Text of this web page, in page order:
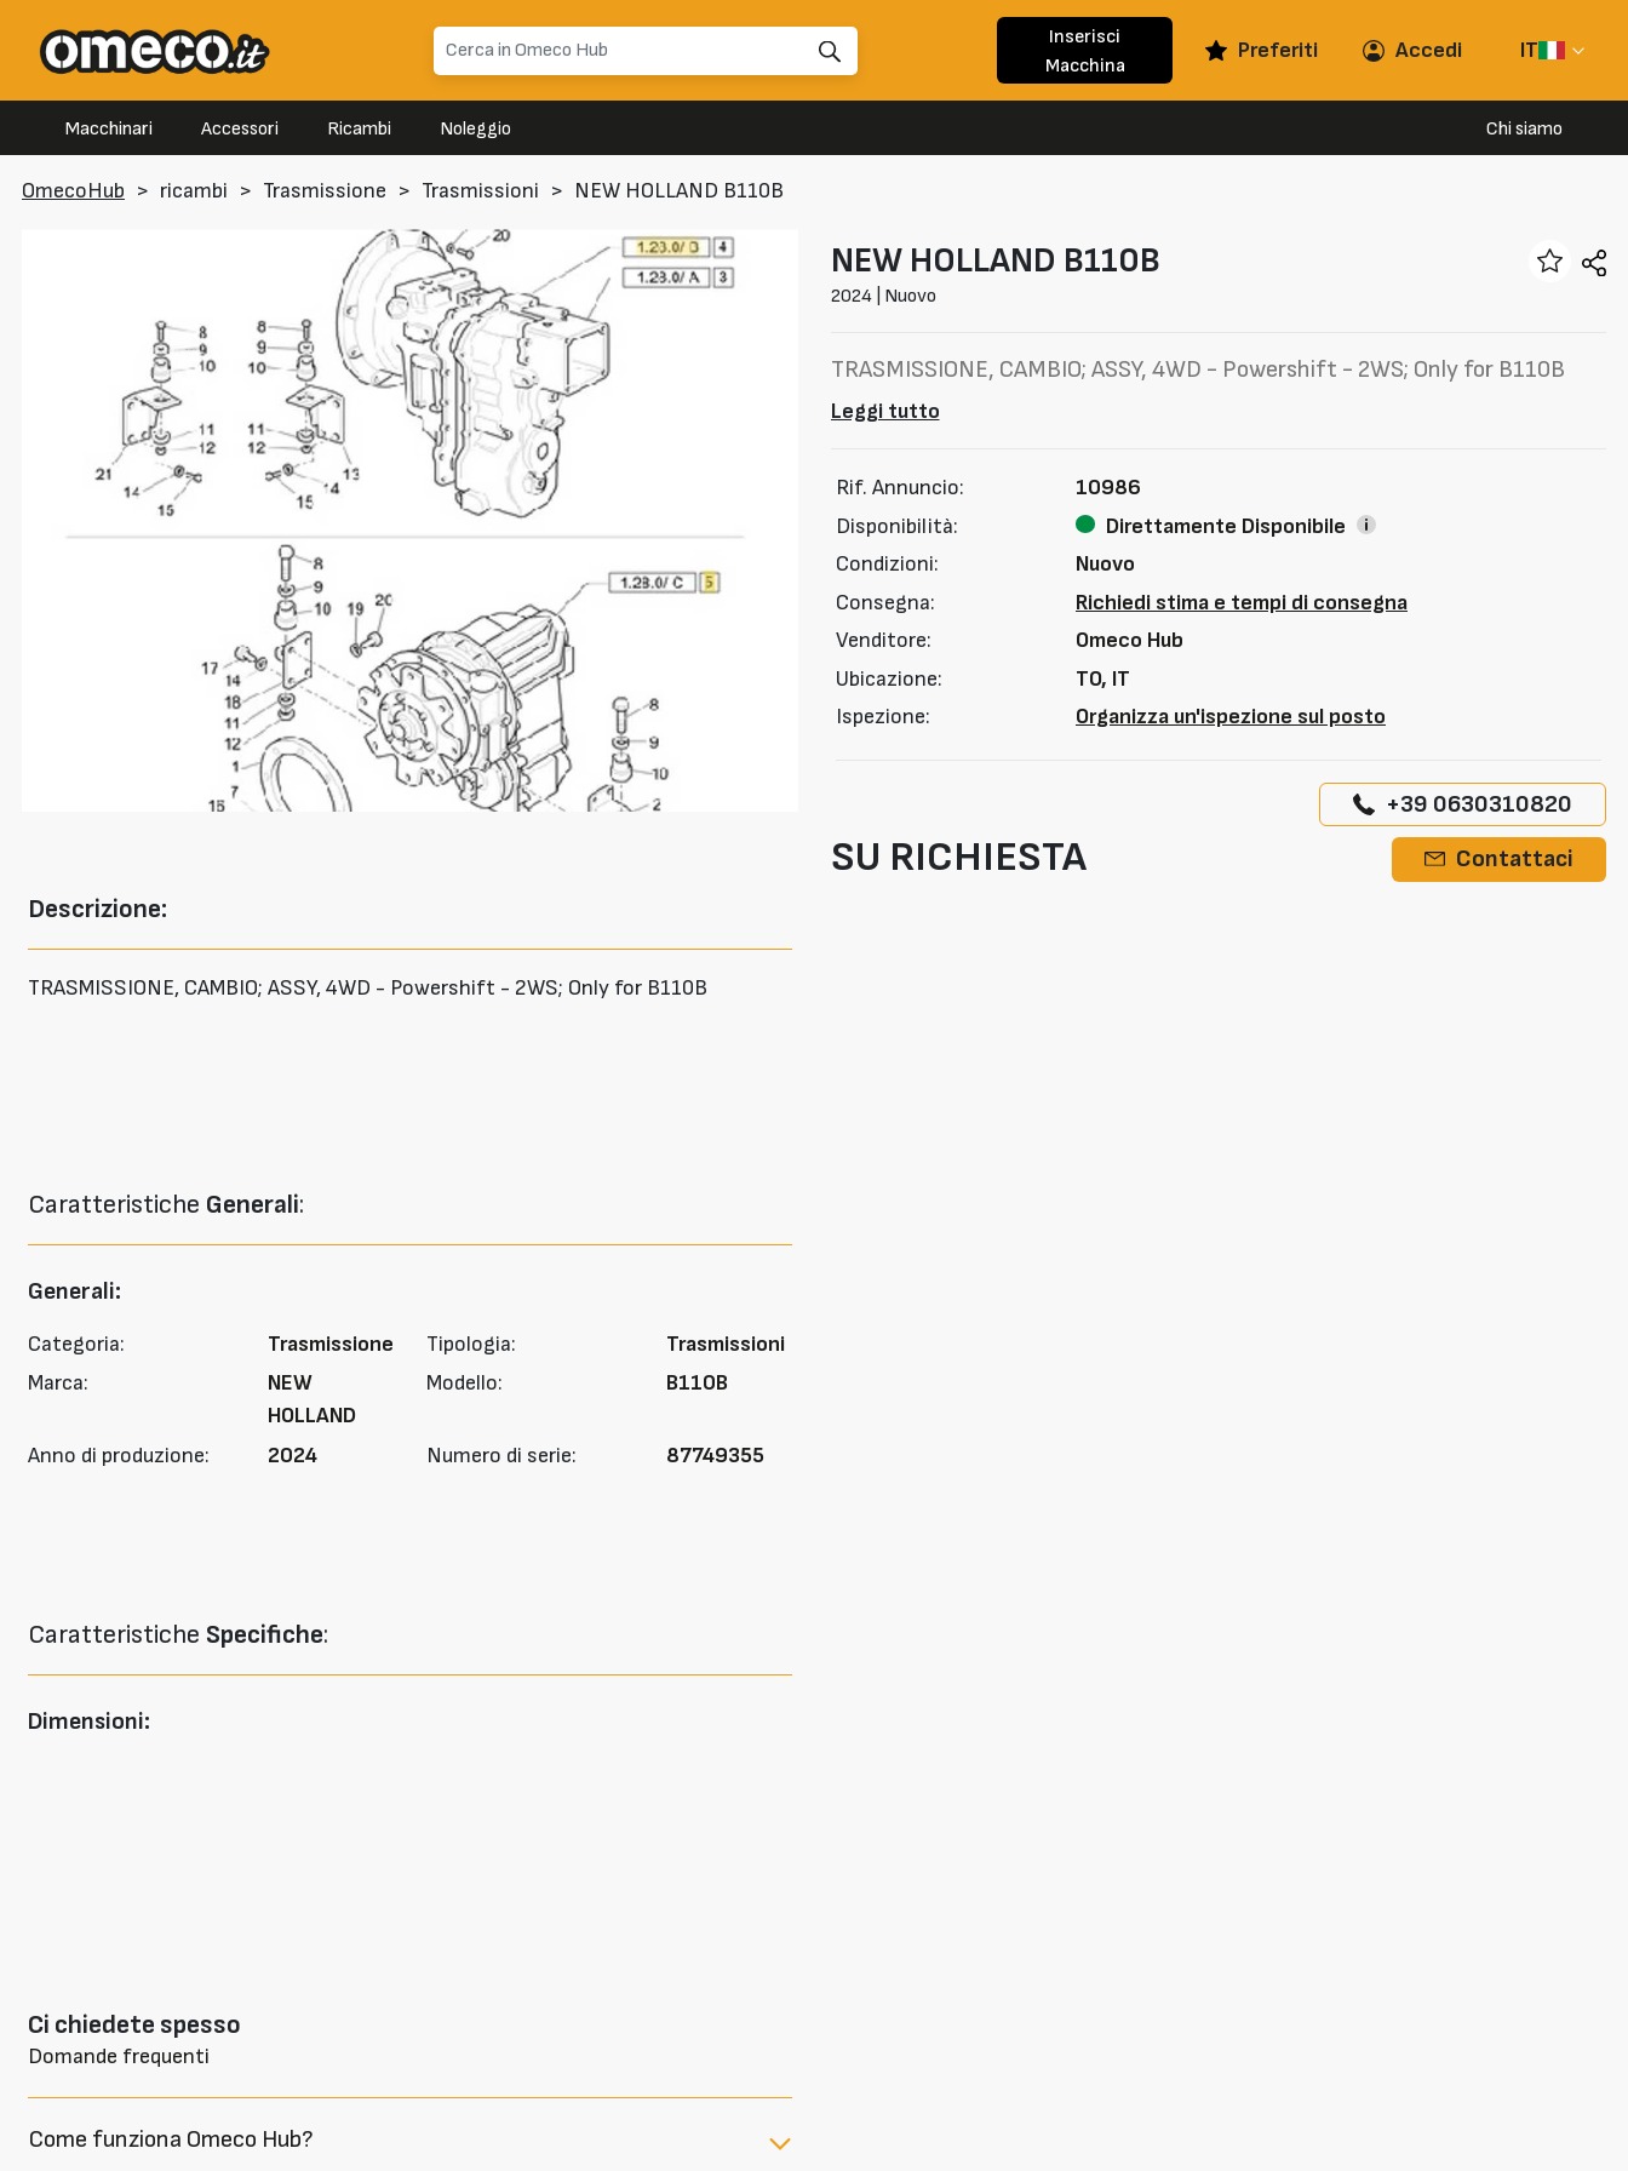
Inserisci
Macchina
Preferiti Accedi IT
Macchinari Accessori Ricambi Noleggio Chi siamo
OmecoHub > ricambi > Trasmissione > Trasmissioni > NEW HOLLAND B110B
Descrizione:
TRASMISSIONE, CAMBIO; ASSY, 4WD - Powershift - 2WS; Only for B110B
Caratteristiche Generali:
Generali:
Categoria: Trasmissione Tipologia:
Trasmissioni
Marca:
NEW
HOLLAND
Modello: B110B
Anno di produzione: 2024 Numero di serie: 87749355
Caratteristiche Specifiche:
Dimensioni:
Ci chiedete spesso
Domande frequenti
Come funziona Omeco Hub?
NEW HOLLAND B110B
2024 | Nuovo
TRASMISSIONE, CAMBIO; ASSY, 4WD - Powershift - 2WS; Only for B110B
Leggi tutto
Rif. Annuncio:
10986
Disponibilità:
Direttamente Disponibile
Condizioni:
Nuovo
Consegna:
Richiedi stima e tempi di consegna
Venditore:
Omeco Hub
Ubicazione:
TO, IT
Ispezione:
Organizza un'ispezione sul posto
SU RICHIESTA
+39 0630310820
Contattaci